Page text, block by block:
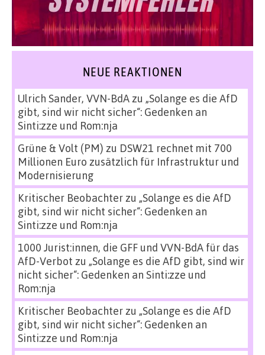
NEUE REAKTIONEN
Ulrich Sander, VVN-BdAzu „Solange es die AfD
gibt, sind wir nicht sicher“: Gedenken an
Sinti:zze und Rom:nja
Grüne & Volt (PM) zu DSW21 rechnet mit 700
Millionen Euro zusätzlich für Infrastruktur und
Modernisierung
Kritischer Beobachterzu „Solange es die AfD
gibt, sind wir nicht sicher“: Gedenken an
Sinti:zze und Rom:nja
1000 Jurist:innen, die GFF und VVN-BdA für das
AfD-Verbot zu „Solange es die AfD gibt, sind wir
nicht sicher“: Gedenken an Sinti:zze und
Rom:nja
Kritischer Beobachterzu „Solange es die AfD
gibt, sind wir nicht sicher“: Gedenken an
Sinti:zze und Rom:nja